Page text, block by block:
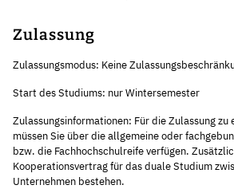
Zulassung
Zulassungsmodus: Keine
Start des Studiums: nur Wintersemester
Zulassungsinformationen: Für die Zulassung zu
müssen Sie über die allgemeine oder
bzw. die Fachhochschulreife verfügen.
Kooperationsvertrag für das duale Studium
Unternehmen bestehen.